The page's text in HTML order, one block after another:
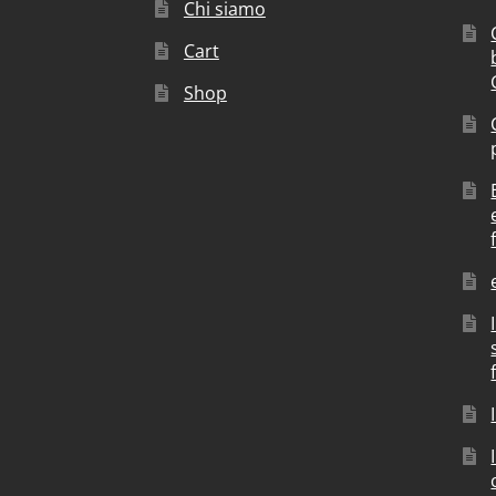
Chi siamo
Cart
Shop